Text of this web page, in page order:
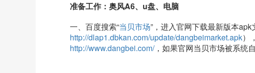
准备工作：奥风A6、u盘、电脑
一、百度搜索“当贝市场”，进入官网下载最新版本apk
http://dlap1.dbkan.com/update/dangbeimarket.apk）
http://www.dangbei.com/，如果官网当贝市场被系统